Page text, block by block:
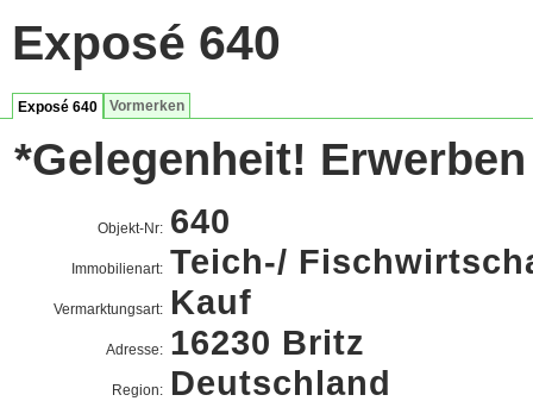
Exposé 640
Exposé 640 Vormerken
*Gelegenheit!
Objekt-Nr: 640
Immobilienart: Teich-/
Vermarktungsart: Kauf
Adresse: 16230 Britz
Region: Deutschland